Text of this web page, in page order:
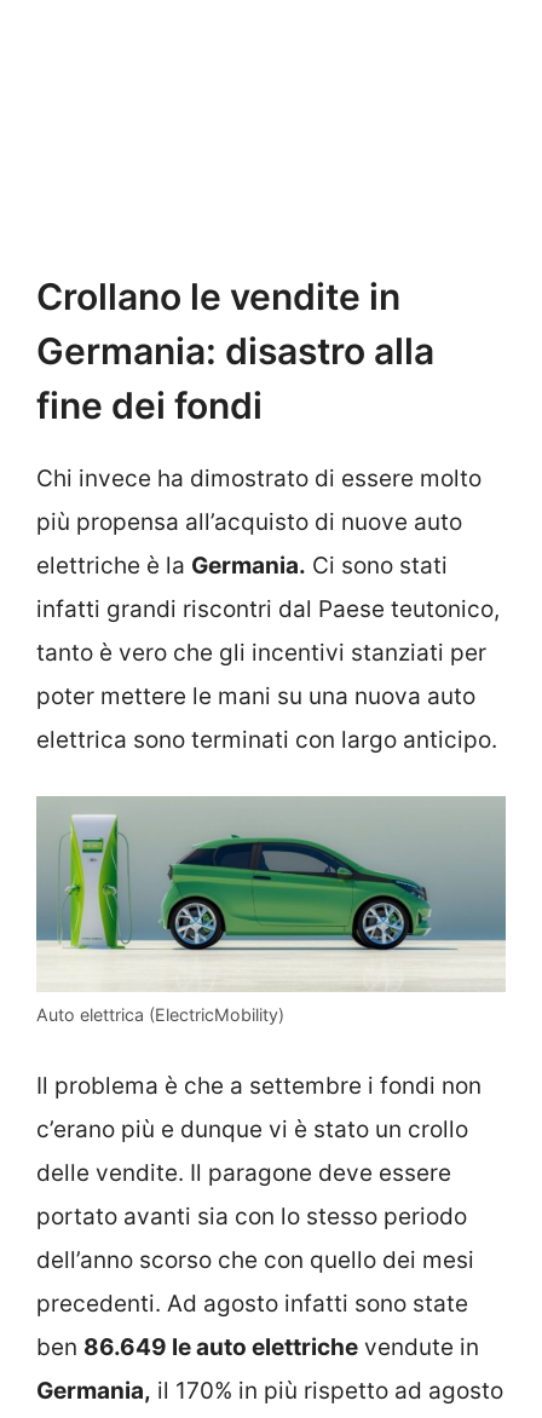
Crollano le vendite in
Germania: disastro alla
fine dei fondi
Chi invece ha dimostrato di essere molto
più propensa all’acquisto di nuove auto
elettriche è la Germania. Ci sono stati
infatti grandi riscontri dal Paese teutonico,
tanto è vero che gli incentivi stanziati per
poter mettere le mani su una nuova auto
elettrica sono terminati con largo anticipo.
Auto elettrica (ElectricMobility)
Il problema è che a settembre i fondi non
c’erano più e dunque vi è stato un crollo
delle vendite. Il paragone deve essere
portato avanti sia con lo stesso periodo
dell’anno scorso che con quello dei mesi
precedenti. Ad agosto infatti sono state
ben 86.649 le auto elettriche vendute in
Germania, il 170% in più rispetto ad agosto